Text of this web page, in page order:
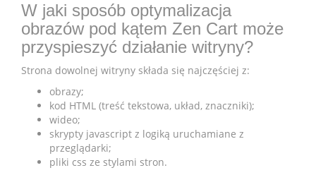
W jaki sposób optymalizacja
obrazów pod kątem Zen​ ​Cart może
przyspieszyć działanie witryny?
Strona dowolnej witryny składa się najczęściej z:
obrazy;
kod HTML (treść tekstowa, układ, znaczniki);
wideo;
skrypty javascript z logiką uruchamiane z
przeglądarki;
pliki css ze stylami stron.